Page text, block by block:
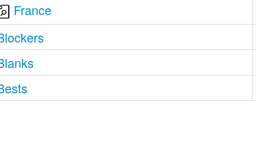
France